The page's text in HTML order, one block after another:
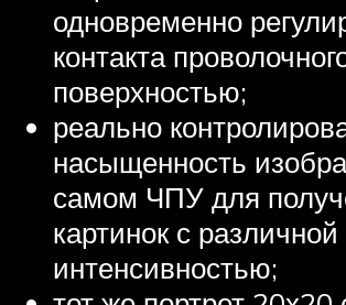
одновременно
контакта
поверхностью;
реально
насыщенность
самом ЧПУ для
картинок с различной
интенсивностью;